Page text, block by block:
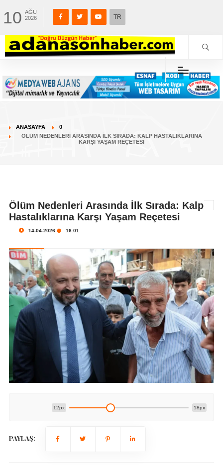
10 AĞU
2026
TR
ANASAYFA
0
ÖLÜM NEDENLERI ARASINDA İLK SIRADA: KALP HASTALIKLARINA
KARŞI YAŞAM REÇETESI
Ölüm Nedenleri Arasında İlk Sırada: Kalp
Hastalıklarına Karşı Yaşam Reçetesi
14-04-2026 16:01
12px 18px
PAYLAŞ: